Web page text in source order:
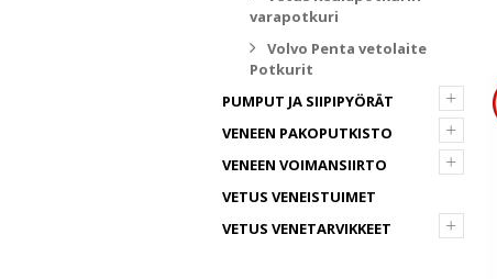
varapotkuri
Volvo Penta vetolaite
Potkurit
+
PUMPUT JA SIIPIPYÖRÄT
+
VENEEN PAKOPUTKISTO
+
VENEEN VOIMANSIIRTO
VETUS VENEISTUIMET
+
VETUS VENETARVIKKEET